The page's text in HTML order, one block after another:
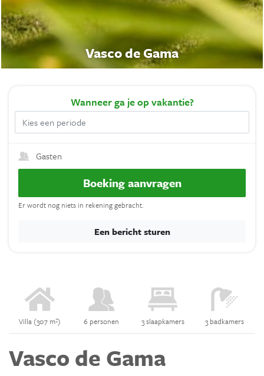
Vasco de Gama
Villa (307 m²) 6 personen 3 slaapkamers 3 badkamers
Vasco de Gama
Wanneerga je op vakantie?
Gasten
Boeking aanvragen
Er wordt nog niets in rekening gebracht.
Een bericht sturen